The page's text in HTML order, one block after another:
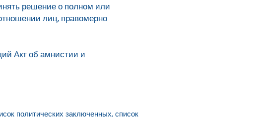
решение о полном или
лиц, правомерно
Акт об амнистии и
политических заключенных, список